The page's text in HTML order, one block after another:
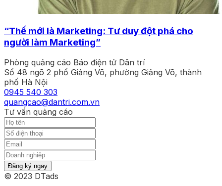
“Thế mới là Marketing: Tư duy đột phá cho
người làm Marketing”
Phòng quảng cáo Báo điện tử Dân trí
Số 48 ngõ 2 phố Giảng Võ, phường Giảng Võ, thành
phố Hà Nội
0945 540 303
quangcao@dantri.com.vn
Tư vấn quảng cáo
Đăng ký ngay
© 2023 DTads